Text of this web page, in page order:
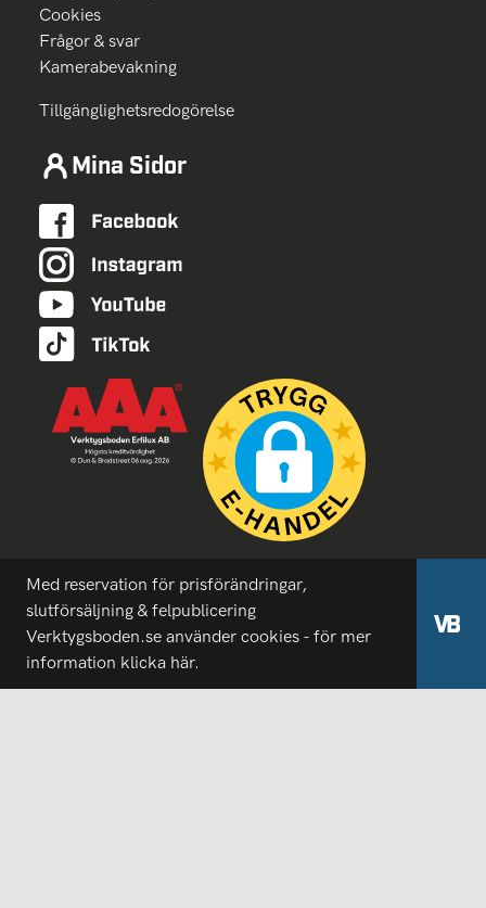
Cookies
Frågor & svar
Kamerabevakning
Tillgänglighetsredogörelse
Mina Sidor
Med reservation för prisförändringar,
slutförsäljning & felpublicering
Verktygsboden.se använder cookies - för mer
information klicka här.